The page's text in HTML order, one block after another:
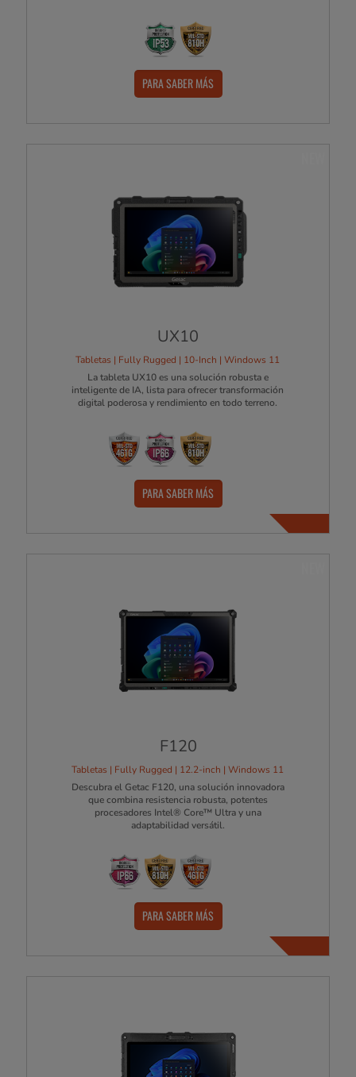
PARA SABER MÁS
UX10
Tabletas | Fully Rugged | 10-Inch | Windows 11
La tableta UX10 es una solución robusta e
inteligente de IA, lista para ofrecer transformación
digital poderosa y rendimiento en todo terreno.
PARA SABER MÁS
F120
Tabletas | Fully Rugged | 12.2-inch | Windows 11
Descubra el Getac F120, una solución innovadora
que combina resistencia robusta, potentes
procesadores Intel® Core™ Ultra y una
adaptabilidad versátil.
PARA SABER MÁS